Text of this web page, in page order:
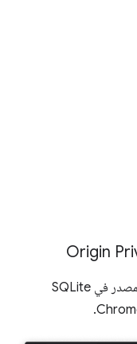
لتصحيح أخطاء إخراج نظام الملفات الخاص بالمصدر في SQLite
.